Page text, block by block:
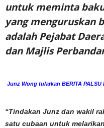
untuk meminta
yang menguruskan
adalah Pejabat
dan Majlis
Junz Wong tularkan BERITA
“Tindakan Junz dan wakil
satu cubaan untuk